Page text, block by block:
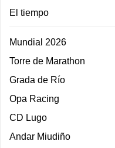
El tiempo
Mundial 2026
Torre de Marathon
Grada de Río
Opa Racing
CD Lugo
Andar Miudiño